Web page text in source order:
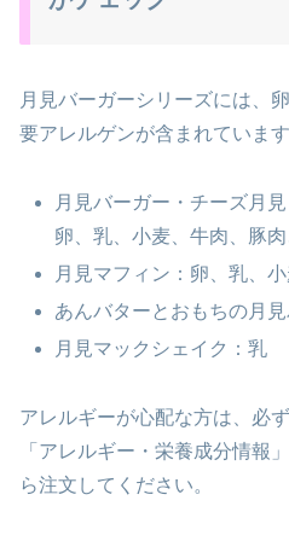
月見バーガーシリーズには、
要アレルゲンが含まれています
月見バーガー・チーズ月
卵、乳、小麦、牛肉、豚
月見マフィン：卵、乳、
あんバターとおもちの月
月見マックシェイク：乳
アレルギーが心配な方は、必
「アレルギー・栄養成分情報
ら注文してください。